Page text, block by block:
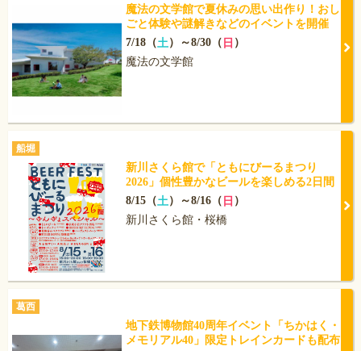
魔法の文学館で夏休みの思い出作り！おし
ごと体験や謎解きなどのイベントを開催
7/18（土 ）～8/30（ 日 ）
魔法の文学館
船堀
新川さくら館で「ともにびーるまつり
2026」個性豊かなビールを楽しめる2日間
8/15（土 ）～8/16（ 日 ）
新川さくら館・桜橋
葛西
地下鉄博物館40周年イベント「ちかはく・
メモリアル40」限定トレインカードも配布